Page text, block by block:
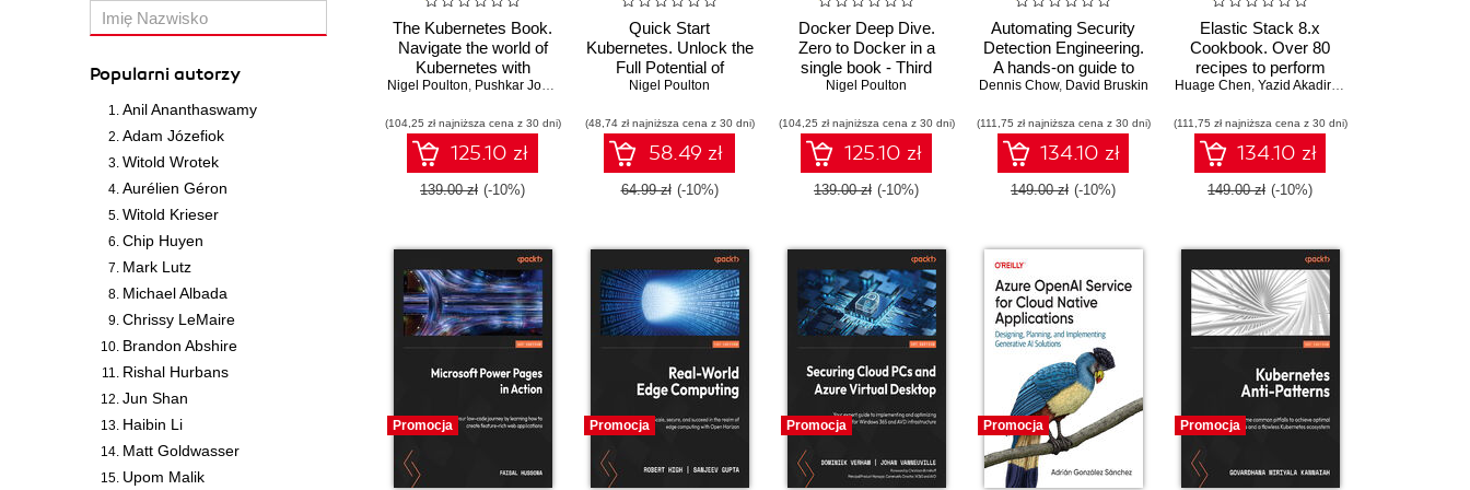
Popularni autorzy
Anil Ananthaswamy
Adam Józefiok
Witold Wrotek
Aurélien Géron
Witold Krieser
Chip Huyen
Mark Lutz
Michael Albada
Chrissy LeMaire
Brandon Abshire
Rishal Hurbans
Jun Shan
Haibin Li
Matt Goldwasser
Upom Malik
The Kubernetes Book.
Navigate the world of
Kubernetes with
expertise - Second
Nigel Poulton, Pushkar Joglekar
(104,25 zł najniższa cena z 30 dni)
125.10 zł
139.00 zł (-10%)
Quick Start
Kubernetes. Unlock the
Full Potential of
Kubernetes for Scalable
Management - Second
Edition
Nigel Poulton
(48,74 zł najniższa cena z 30 dni)
58.49 zł
64.99 zł (-10%)
Docker Deep Dive.
Zero to Docker in a
single book - Third
Edition
Nigel Poulton
(104,25 zł najniższa cena z 30 dni)
125.10 zł
139.00 zł (-10%)
Automating Security
Detection Engineering.
A hands-on guide to
implementing Detection
Dennis Chow, David Bruskin
(111,75 zł najniższa cena z 30 dni)
134.10 zł
149.00 zł (-10%)
Elastic Stack 8.x
Cookbook. Over 80
recipes to perform
ingestion, search,
monitoring for
actionable insights
Huage Chen, Yazid Akadiri ,Shay Banon
(111,75 zł najniższa cena z 30 dni)
134.10 zł
149.00 zł (-10%)
Promocja Promocja Promocja Promocja Promocja